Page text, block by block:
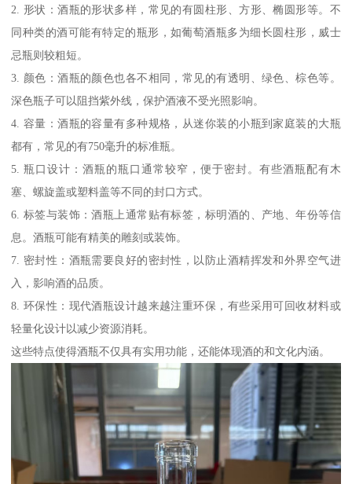
2. 形状：酒瓶的形状多样，常见的有圆柱形、方形、椭圆形等。不
同种类的酒可能有特定的瓶形，如葡萄酒瓶多为细长圆柱形，威士
忌瓶则较粗短。
3. 颜色：酒瓶的颜色也各不相同，常见的有透明、绿色、棕色等。
深色瓶子可以阻挡紫外线，保护酒液不受光照影响。
4. 容量：酒瓶的容量有多种规格，从迷你装的小瓶到家庭装的大瓶
都有，常见的有750毫升的标准瓶。
5. 瓶口设计：酒瓶的瓶口通常较窄，便于密封。有些酒瓶配有木
塞、螺旋盖或塑料盖等不同的封口方式。
6. 标签与装饰：酒瓶上通常贴有标签，标明酒的、产地、年份等信
息。酒瓶可能有精美的雕刻或装饰。
7. 密封性：酒瓶需要良好的密封性，以防止酒精挥发和外界空气进
入，影响酒的品质。
8. 环保性：现代酒瓶设计越来越注重环保，有些采用可回收材料或
轻量化设计以减少资源消耗。
这些特点使得酒瓶不仅具有实用功能，还能体现酒的和文化内涵。